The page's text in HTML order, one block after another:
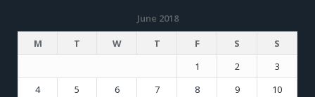
June 2018
M
T W T F S
S
1
2
3
4
5 6 7 8 9
10